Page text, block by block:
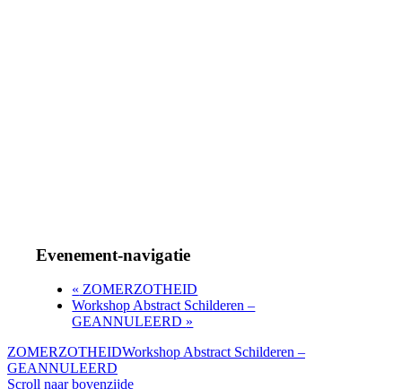
Evenement-navigatie
« ZOMERZOTHEID
Workshop Abstract Schilderen –
GEANNULEERD »
ZOMERZOTHEIDWorkshop Abstract Schilderen –
GEANNULEERD
Scroll naar bovenzijde